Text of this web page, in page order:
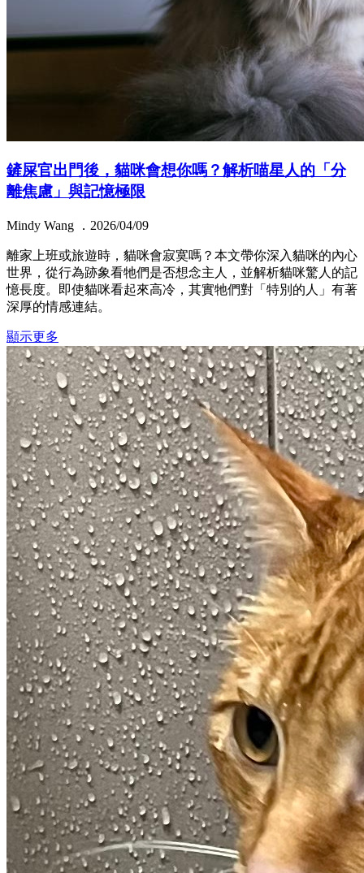
鏟屎官出門後，貓咪會想你嗎？解析喵星人的「分
離焦慮」與記憶極限
Mindy Wang ．2026/04/09
離家上班或旅遊時，貓咪會寂寞嗎？本文帶你深入貓咪的內心
世界，從行為跡象看牠們是否想念主人，並解析貓咪驚人的記
憶長度。即使貓咪看起來高冷，其實牠們對「特別的人」有著
深厚的情感連結。
顯示更多